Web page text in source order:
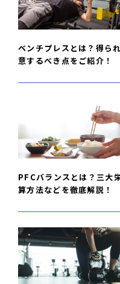
ベンチプレスとは？得ら
意するべき点をご紹介！
PFCバランスとは？三大
算方法などを徹底解説！